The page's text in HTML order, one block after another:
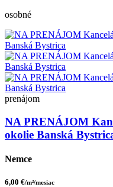
osobné
prenájom
NA PRENÁJOM
okolie Banská
Nemce
6,00 €/m²/mesiac